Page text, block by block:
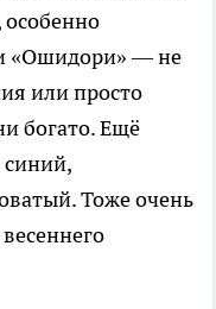
особенно
«Ошидори» — не
или просто
богато. Ещё
синий,
Тоже очень